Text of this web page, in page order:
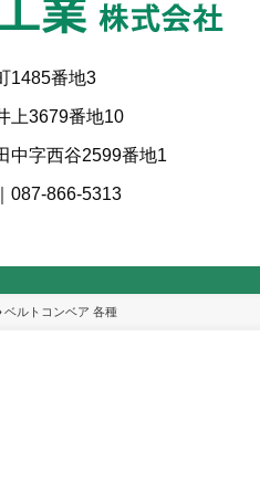
1485番地3
上3679番地10
中字西谷2599番地1
087-866-5313
ベルトコンベア 各種